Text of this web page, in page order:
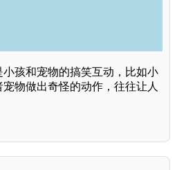
孩和宠物的搞笑互动，比如小
物做出奇怪的动作，往往让人